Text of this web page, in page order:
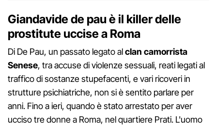
Giandavide de pau è il killer delle
prostitute uccise a Roma
Di De Pau, un passato legato alclan camorrista
Senese, tra accuse di violenze sessuali, reati legati al
traffico di sostanze stupefacenti, e vari ricoveri in
strutture psichiatriche, non si è sentito parlare per
anni. Fino a ieri, quando è stato arrestato per aver
ucciso tre donne a Roma, nel quartiere Prati. L'uomo